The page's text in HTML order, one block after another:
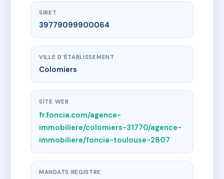
SIRET
39779099900064
VILLE D'ÉTABLISSEMENT
Colomiers
SITE WEB
fr.foncia.com/agence-
immobiliere/colomiers-31770/agence-
immobiliere/foncia-toulouse-2807
MANDATS REGISTRE